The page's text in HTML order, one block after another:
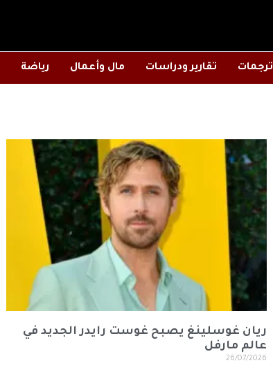
ترجمات تقارير ودراسات مال وأعمال رياضة
ريان غوسلينغ يصبح غوست رايدر الجديد في
عالم مارفل
26/07/2026